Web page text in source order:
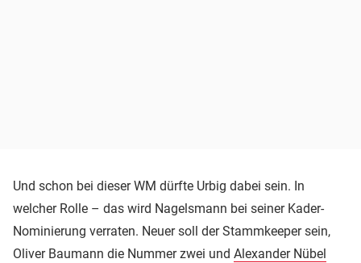
Und schon bei dieser WM dürfte Urbig dabei sein. In
welcher Rolle – das wird Nagelsmann bei seiner Kader-
Nominierung verraten. Neuer soll der Stammkeeper sein,
Oliver Baumann die Nummer zwei und Alexander Nübel